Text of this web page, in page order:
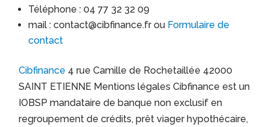
Téléphone : 04 77 32 32 09
mail : contact@cibfinance.fr ou Formulaire de
contact
Cibfinance 4 rue Camille de Rochetaillée 42000
SAINT ETIENNE Mentions légales Cibfinance est un
IOBSP mandataire de banque non exclusif en
regroupement de crédits, prêt viager hypothécaire,